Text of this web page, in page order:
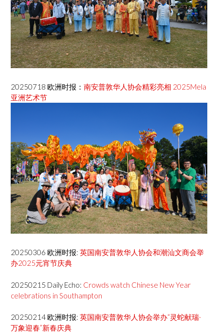
20250718 欧洲时报： 南安普敦华人协会精彩亮相 2025Mela
亚洲艺术节
20250306 欧洲时报: 英国南安普敦华人协会和潮汕文商会举
办2025元宵节庆典
20250215 Daily Echo: Crowds watch Chinese New Year
celebrations in Southampton
20250214 欧洲时报: 英国南安普敦华人协会举办“灵蛇献瑞·
万象迎春”新春庆典